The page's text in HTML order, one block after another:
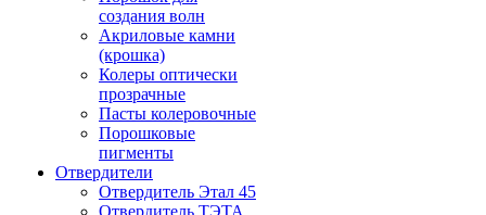
создания волн
Акриловые камни
(крошка)
Колеры оптически
прозрачные
Пасты колеровочные
Порошковые
пигменты
Отвердители
Отвердитель Этал 45
Отвердитель ТЭТА